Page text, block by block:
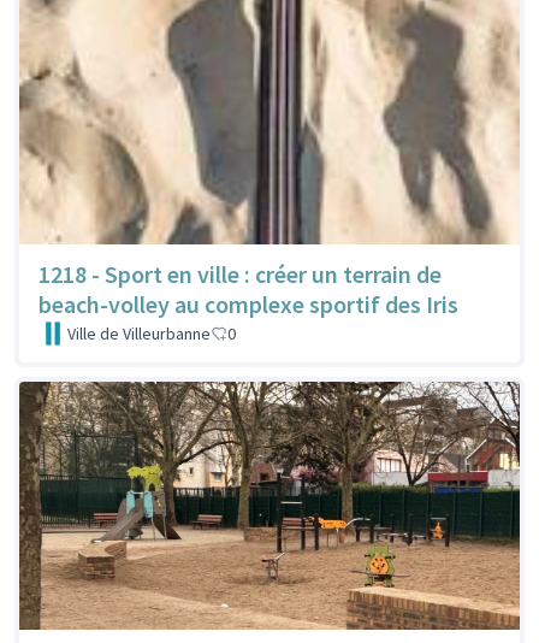
1218 - Sport en ville : créer un terrain de
beach-volley au complexe sportif des Iris
Ville de Villeurbanne 0